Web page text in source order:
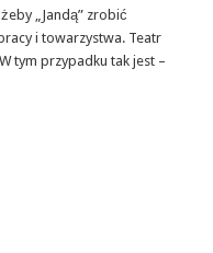
„Jandą” zrobić
i towarzystwa. Teatr
tym przypadku tak jest –